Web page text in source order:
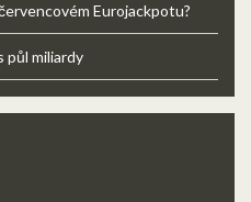
Eurojackpotu?
půl miliardy